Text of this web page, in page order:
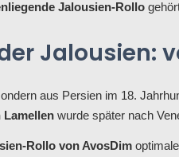
Jalousien-Rollo
Jalousien:
aus Persien im 18.
Lamellen wurde später nach
Rollo von AvosDim